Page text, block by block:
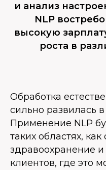
и анализ
NLP
высокую
роста в
Обработка
сильно развилась
Применение NLP
таких областях,
здравоохранение
клиентов, где это